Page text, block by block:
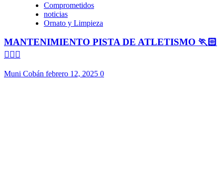
Comprometidos
noticias
Ornato y Limpieza
MANTENIMIENTO PISTA DE ATLETISMO 🏃🏻
🏃🏻‍♀️
Muni Cobán febrero 12, 2025 0